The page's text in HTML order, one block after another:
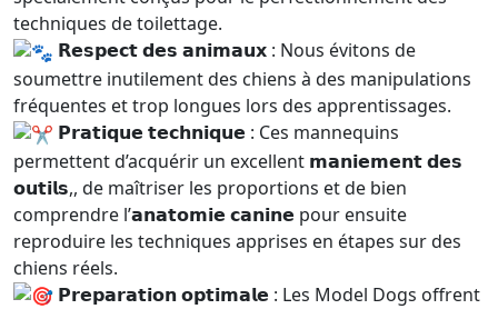
techniques de toilettage.
𝗥𝗲𝘀𝗽𝗲𝗰𝘁 𝗱𝗲𝘀 𝗮𝗻𝗶𝗺𝗮𝘂𝘅 : Nous évitons de
soumettre inutilement des chiens à des manipulations
fréquentes et trop longues lors des apprentissages.
𝗣𝗿𝗮𝘁𝗶𝗾𝘂𝗲 𝘁𝗲𝗰𝗵𝗻𝗶𝗾𝘂𝗲 : Ces mannequins
permettent d’acquérir un excellent 𝗺𝗮𝗻𝗶𝗲𝗺𝗲𝗻𝘁 𝗱𝗲𝘀
𝗼𝘂𝘁𝗶𝗹𝘀,, de maîtriser les proportions et de bien
comprendre l’𝗮𝗻𝗮𝘁𝗼𝗺𝗶𝗲 𝗰𝗮𝗻𝗶𝗻𝗲 pour ensuite
reproduire les techniques apprises en étapes sur des
chiens réels.
𝗣𝗿𝗲𝗽𝗮𝗿𝗮𝘁𝗶𝗼𝗻 𝗼𝗽𝘁𝗶𝗺𝗮𝗹𝗲 : Les Model Dogs offrent